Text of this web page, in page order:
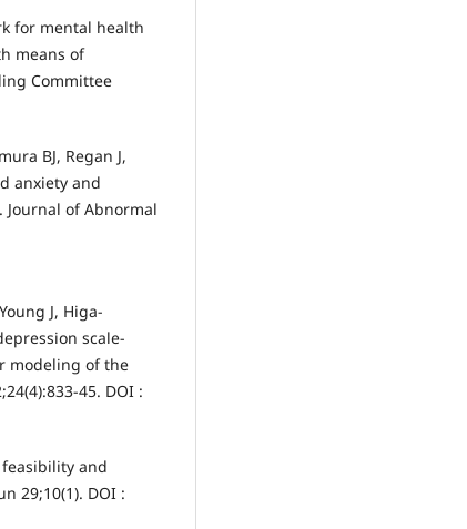
for mental health
means of
Committee
BJ, Regan J,
anxiety and
of Abnormal
J, Higa-
scale-
modeling of the
45. DOI :
feasibility and
29;10(1). DOI :